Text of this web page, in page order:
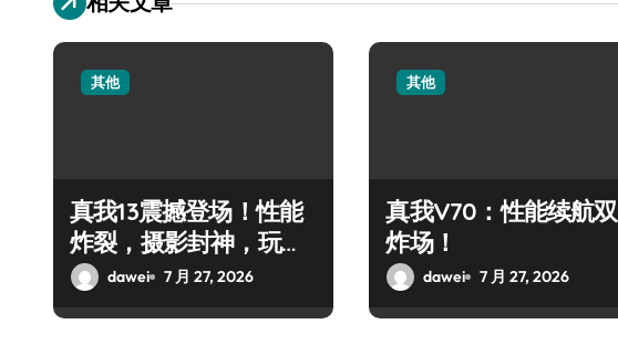
其他
真我13震撼登场！性能
炸裂，摄影封神，玩机
党狂欢！
dawei 7 月 27, 2026
其他
真我V70：性能续航双
炸场！
dawei 7 月 27, 2026